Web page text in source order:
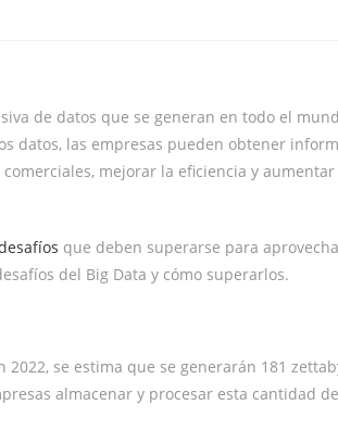
de datos que se generan en todo el
datos, las empresas pueden obtener
mejorar la eficiencia y aumentar
que deben superarse para
del Big Data y cómo superarlos.
se estima que se generarán 181
almacenar y procesar esta cantidad